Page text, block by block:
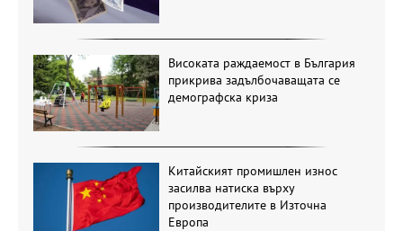
Високата раждаемост в България
прикрива задълбочаващата се
демографска криза
Китайският промишлен износ
засилва натиска върху
производителите в Източна
Европа